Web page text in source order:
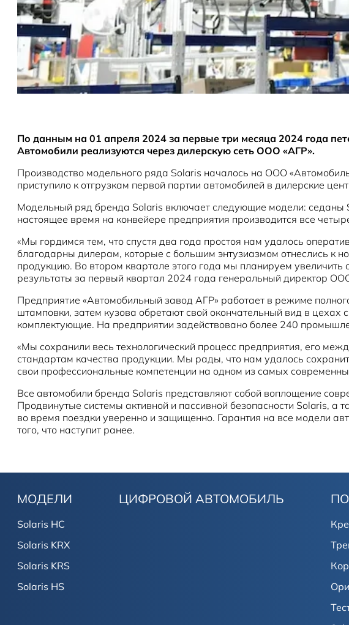
По данным на 01 апреля 2024 за первые три месяца 2024 года
Автомобили реализуются через дилерскую сеть ООО «АГР».
Производство модельного ряда Solaris началось на ООО
приступило к отгрузкам первой партии автомобилей в дилерские
Модельный ряд бренда Solaris включает следующие модели: седаны
настоящее время на конвейере предприятия производится все
«Мы гордимся тем, что спустя два года простоя нам удалось
благодарны дилерам, которые с большим энтузиазмом отнеслись к
продукцию. Во втором квартале этого года мы планируем
результаты за первый квартал 2024 года генеральный директор
Предприятие «Автомобильный завод АГР» работает в режиме
штамповки, затем кузова обретают свой окончательный вид в
комплектующие. На предприятии задействовано более 240
«Мы сохранили весь технологический процесс предприятия, его
стандартам качества продукции. Мы рады, что нам удалось
свои профессиональные компетенции на одном из самых
Все автомобили бренда Solaris представляют собой воплощение
Продвинутые системы активной и пассивной безопасности Solaris,
во время поездки уверенно и защищенно. Гарантия на все модели
того, что наступит ранее.
МОДЕЛИ
Solaris HC
Solaris KRX
Solaris KRS
Solaris HS
ЦИФРОВОЙ АВТОМОБИЛЬ